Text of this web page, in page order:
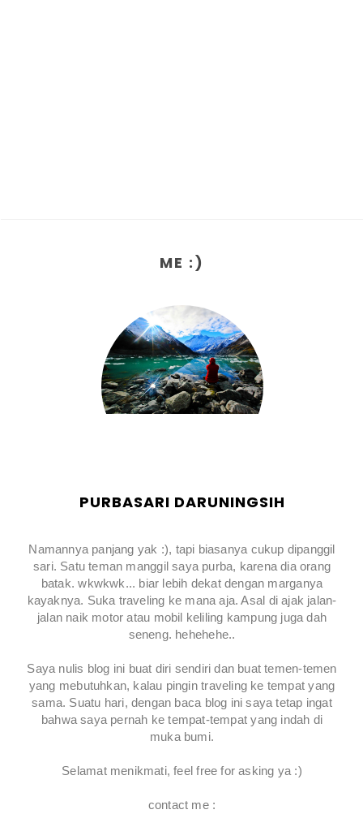
ME :)
PURBASARI DARUNINGSIH
Namannya panjang yak :), tapi biasanya cukup dipanggil
sari. Satu teman manggil saya purba, karena dia orang
batak. wkwkwk... biar lebih dekat dengan marganya
kayaknya. Suka traveling ke mana aja. Asal di ajak jalan-
jalan naik motor atau mobil keliling kampung juga dah
seneng. hehehehe..
Saya nulis blog ini buat diri sendiri dan buat temen-temen
yang mebutuhkan, kalau pingin traveling ke tempat yang
sama. Suatu hari, dengan baca blog ini saya tetap ingat
bahwa saya pernah ke tempat-tempat yang indah di
muka bumi.
Selamat menikmati, feel free for asking ya :)
contact me :